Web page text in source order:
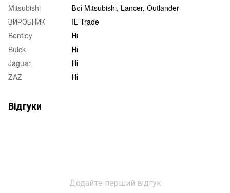
Mitsubishi
Всі Mitsubishi, Lancer, Outlander
ВИРОБНИК
IL Trade
Bentley
Ні
Buick
Ні
Jaguar
Ні
ZAZ
Ні
Відгуки
Додайте перший відгук